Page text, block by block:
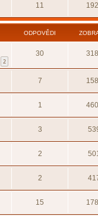
11
ODPOVĚDI
2
30
7
1
3
2
2
15